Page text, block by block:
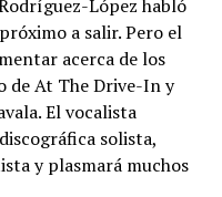
López habló
a salir. Pero el
acerca de los
de At The Drive-In y
El vocalista
solista,
y plasmará muchos